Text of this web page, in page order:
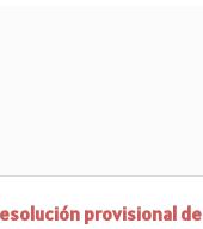
provisional de